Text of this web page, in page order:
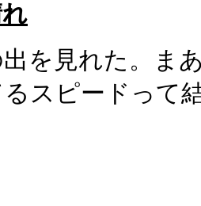
を見れた。ま
スピードって